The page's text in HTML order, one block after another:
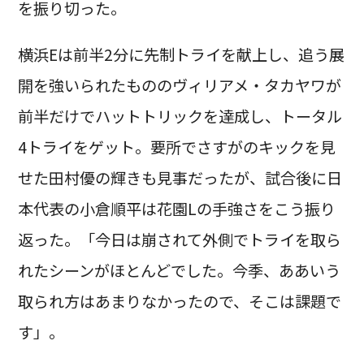
を振り切った。
横浜Eは前半2分に先制トライを献上し、追う展
開を強いられたもののヴィリアメ・タカヤワが
前半だけでハットトリックを達成し、トータル
4トライをゲット。要所でさすがのキックを見
せた田村優の輝きも見事だったが、試合後に日
本代表の小倉順平は花園Lの手強さをこう振り
返った。「今日は崩されて外側でトライを取ら
れたシーンがほとんどでした。今季、ああいう
取られ方はあまりなかったので、そこは課題で
す」。